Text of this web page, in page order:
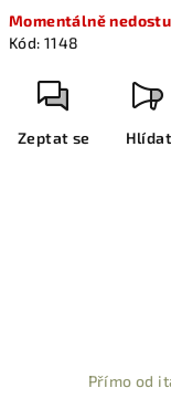
cena:
Momentálně
Kód: 1148
Zeptat se Hlídat
Přímo od